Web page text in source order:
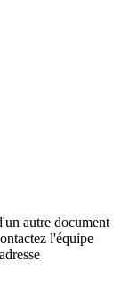
autre document
l'équipe